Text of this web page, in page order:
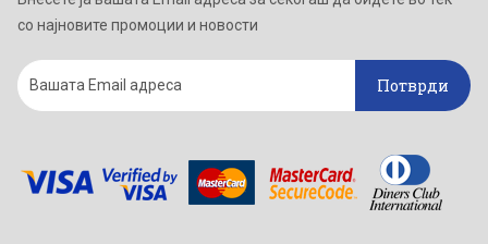
со најновите промоции и новости
Потврди